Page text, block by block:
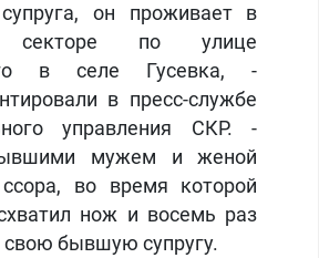
он проживает в
секторе по улице
в селе Гусевка, -
в пресс-службе
управления СКР. -
мужем и женой
ссора, во время которой
нож и восемь раз
свою бывшую супругу.